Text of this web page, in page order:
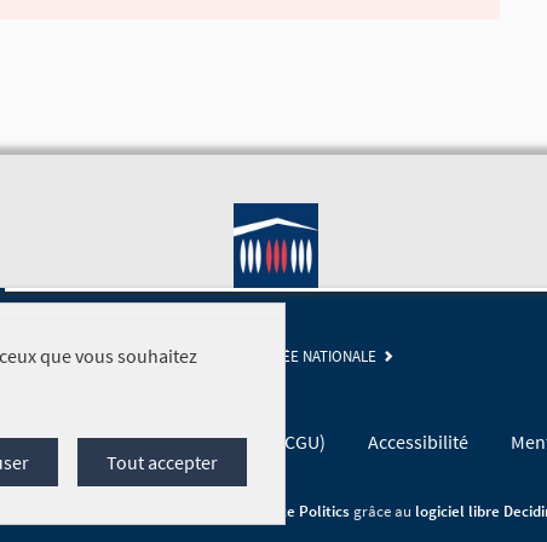
SITE DE L'ASSEMBLÉE NATIONALE
Conditions générales d'utilisation (CGU) Accessibilité
Open Source Politicsgrâce au logiciel libre
que vous souhaitez
Tout accepter